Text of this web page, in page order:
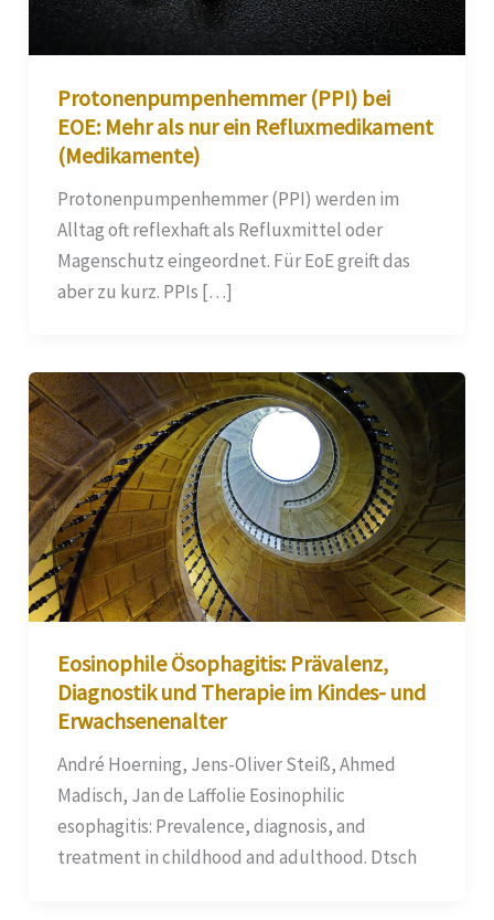
Protonenpumpenhemmer (PPI) bei
EOE: Mehr als nur ein Refluxmedikament
(Medikamente)
Protonenpumpenhemmer (PPI) werden im
Alltag oft reflexhaft als Refluxmittel oder
Magenschutz eingeordnet. Für EoE greift das
aber zu kurz. PPIs […]
Eosinophile Ösophagitis: Prävalenz,
Diagnostik und Therapie im Kindes- und
Erwachsenenalter
André Hoerning, Jens-Oliver Steiß, Ahmed
Madisch, Jan de Laffolie Eosinophilic
esophagitis: Prevalence, diagnosis, and
treatment in childhood and adulthood. Dtsch